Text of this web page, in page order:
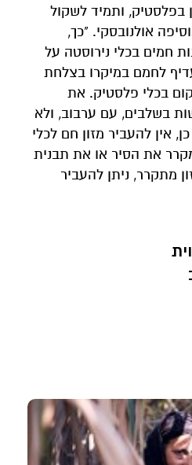
בפלסטיק, ותמיד לשקול
אולנובסקי. "כך,
חמים בכלי נירוסטה על
לחמם במיקרו בצלחת
בכלי פלסטיק. את
בשלבים, עם ערבוב, ולא
אין להעביר מזון חם לכלי
את הסיר או את תבנית
מתקרר, ניתן להעביר